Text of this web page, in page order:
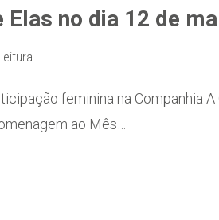
Elas no dia 12 de
feminina na Companhia A
ao Mês…